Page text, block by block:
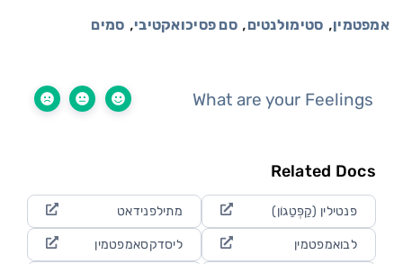
אמפטמין, סטימולנטים,סם פסיכואקטיבי, סמים
What are your Feelings
Related Docs
פנטילין (קַפְּטַגוֹן) מתילפנידאט
לבואמפטמין ליסדקסאמפטמין